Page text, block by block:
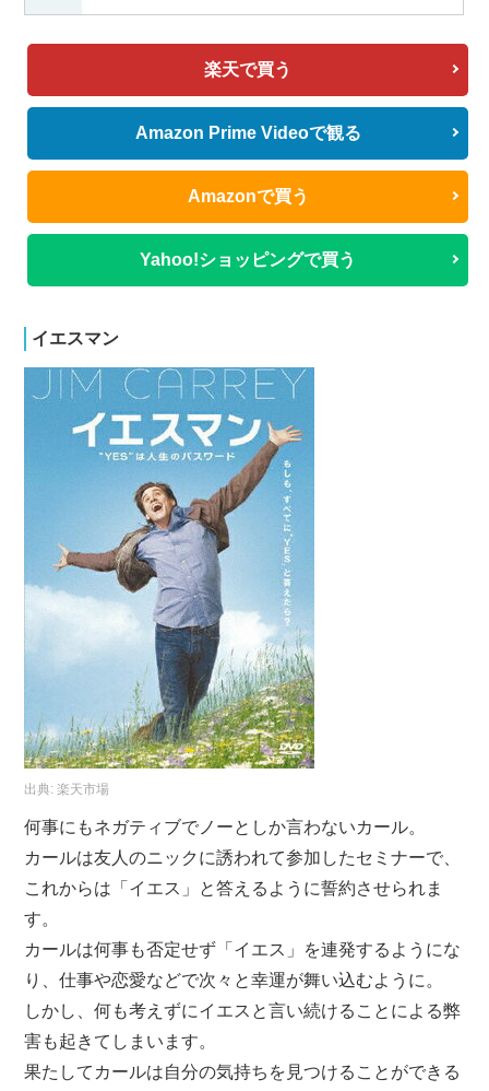
楽天で買う
Amazon Prime Videoで観る
Amazonで買う
Yahoo!ショッピングで買う
イエスマン
出典:楽天市場
何事にもネガティブでノーとしか言わないカール。
カールは友人のニックに誘われて参加したセミナーで、
これからは「イエス」と答えるように誓約させられま
す。
カールは何事も否定せず「イエス」を連発するようにな
り、仕事や恋愛などで次々と幸運が舞い込むように。
しかし、何も考えずにイエスと言い続けることによる弊
害も起きてしまいます。
果たしてカールは自分の気持ちを見つけることができる